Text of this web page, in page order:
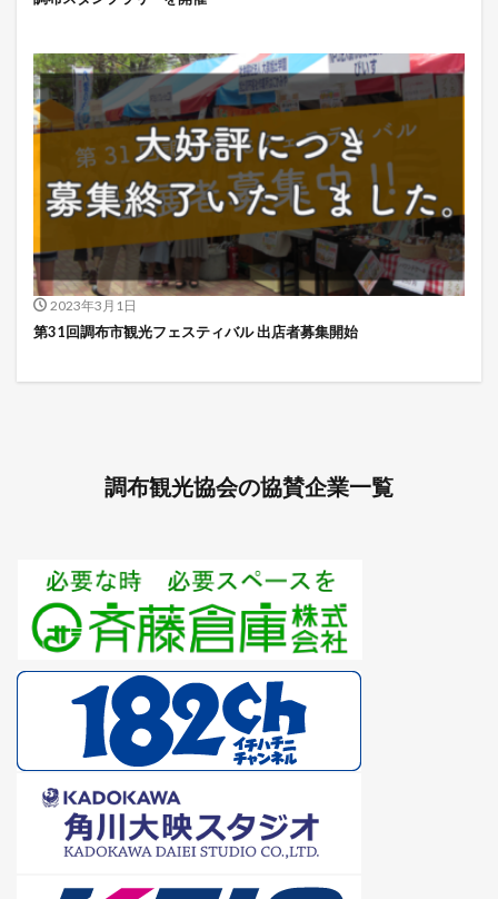
2023年3月1日
第31回調布市観光フェスティバル 出店者募集開始
調布観光協会の協賛企業一覧